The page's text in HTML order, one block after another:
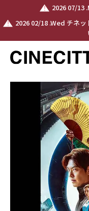
2026 07/13
2026 02/18 .Wed チネ